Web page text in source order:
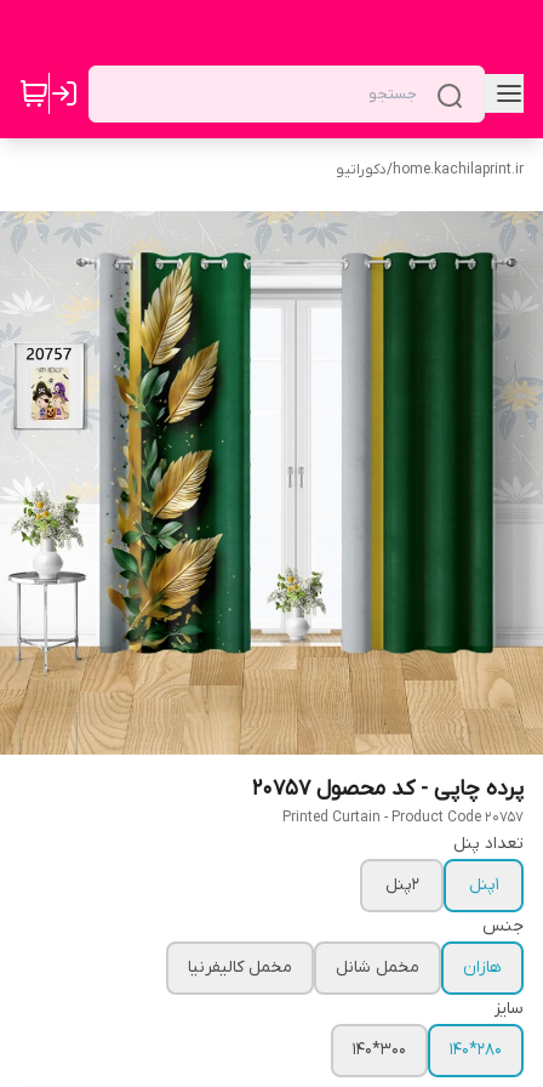
home.kachilaprint.ir
/دکوراتیو
پرده چاپی - کد محصول 20757
Printed Curtain - Product Code 20757
تعداد پنل
1پنل
2پنل
جنس
هازان
مخمل شانل
مخمل کالیفرنیا
سایز
280*140
300*140